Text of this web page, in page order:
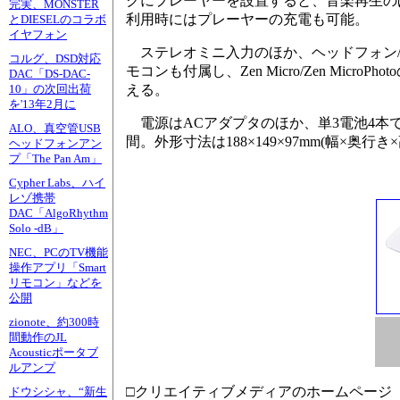
完実、MONSTER
とDIESELのコラボ
イヤフォン
コルグ、DSD対応
DAC「DS-DAC-
10」の次回出荷
を'13年2月に
ALO、真空管USB
ヘッドフォンアン
プ「The Pan Am」
Cypher Labs、ハイ
レゾ携帯
DAC「AlgoRhythm
Solo -dB」
NEC、PCのTV機能
操作アプリ「Smart
リモコン」などを
公開
zionote、約300時
間動作のJL
Acousticポータブ
ルアンプ
ドウシシャ、“新生
利用時にはプレーヤーの充電も可能。
ステレオミニ入力のほか、ヘッドフォ
モコンも付属し、Zen Micro/Zen
える。
電源はACアダプタのほか、単3電池4本
間。外形寸法は188×149×97mm(幅×奥行き
□クリエイティブメディアのホームページ